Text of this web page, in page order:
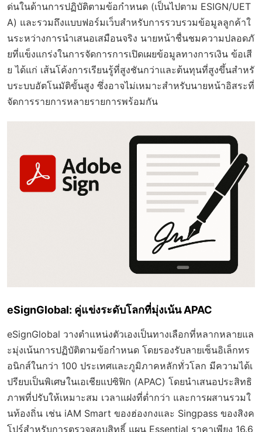
ด่นในด้านการปฏิบัติตามข้อกำหนด (เป็นไปตาม ESIGN/UET
A) และรวมถึงแบบฟอร์มเว็บสำหรับการรวบรวมข้อมูลลูกค้าใ
นระหว่างการนำเสนอเสมือนจริง นายหน้าชื่นชมความปลอดภั
ยที่แข็งแกร่งในการจัดการการเปิดเผยข้อมูลทางการเงิน ข้อเสี
ย ได้แก่ เส้นโค้งการเรียนรู้ที่สูงชันกว่าและต้นทุนที่สูงขึ้นสำหรั
บระบบอัตโนมัติขั้นสูง ซึ่งอาจไม่เหมาะสำหรับนายหน้าอิสระที่
จัดการรายการหลายรายการพร้อมกัน
eSignGlobal: คู่แข่งระดับโลกที่มุ่งเน้น APAC
eSignGlobal วางตำแหน่งตัวเองเป็นทางเลือกที่หลากหลายแล
ะมุ่งเน้นการปฏิบัติตามข้อกำหนด โดยรองรับลายเซ็นอิเล็กทร
อนิกส์ในกว่า 100 ประเทศและภูมิภาคหลักทั่วโลก มีความได้เ
ปรียบเป็นพิเศษในเอเชียแปซิฟิก (APAC) โดยนำเสนอประสิทธิ
ภาพที่ปรับให้เหมาะสม เวลาแฝงที่ต่ำกว่า และการผสานรวมใ
นท้องถิ่น เช่น iAM Smart ของฮ่องกงและ Singpass ของสิงค
โปร์สำหรับการตรวจสอบสิทธิ์ แผน Essential ราคาเพียง 16.6